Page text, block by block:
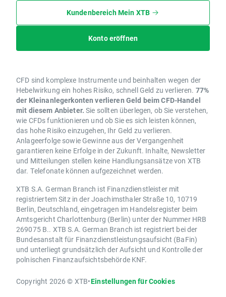
Kundenbereich Mein XTB
Konto eröffnen
CFD sind komplexe Instrumente und beinhalten wegen der
Hebelwirkung ein hohes Risiko, schnell Geld zu verlieren. 77%
der Kleinanlegerkonten verlieren Geld beim CFD-Handel
mit diesem Anbieter. Sie sollten überlegen, ob Sie verstehen,
wie CFDs funktionieren und ob Sie es sich leisten können,
das hohe Risiko einzugehen, Ihr Geld zu verlieren.
Anlageerfolge sowie Gewinne aus der Vergangenheit
garantieren keine Erfolge in der Zukunft. Inhalte, Newsletter
und Mitteilungen stellen keine Handlungsansätze von XTB
dar. Telefonate können aufgezeichnet werden.
XTB S.A. German Branch ist Finanzdienstleister mit
registriertem Sitz in der Joachimsthaler Straße 10, 10719
Berlin, Deutschland, eingetragen im Handelsregister beim
Amtsgericht Charlottenburg (Berlin) unter der Nummer HRB
269075 B.. XTB S.A. German Branch ist registriert bei der
Bundesanstalt für Finanzdienstleistungsaufsicht (BaFin)
und unterliegt grundsätzlich der Aufsicht und Kontrolle der
polnischen Finanzaufsichtsbehörde KNF.
Copyright 2026 © XTB•Einstellungen für Cookies